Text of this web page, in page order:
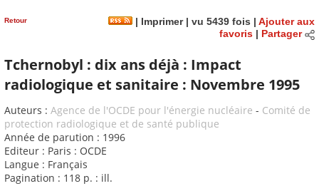
Retour | Imprimer| vu 5439 fois | Ajouter aux
favoris| Partager
Tchernobyl : dix ans déjà : Impact
radiologique et sanitaire : Novembre 1995
Auteurs : Agence de l'OCDE pour l'énergie nucléaire - Comité de
protection radiologique et de santé publique
Année de parution : 1996
Editeur : Paris : OCDE
Langue : Français
Pagination : 118 p. : ill.